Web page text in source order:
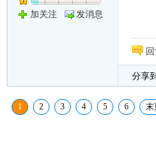
加关注 发消息
分享到
1 2 3 4 5 6 末